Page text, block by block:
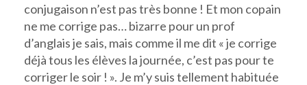
conjugaison n’est pas très bonne ! Et mon copain
ne me corrige pas… bizarre pour un prof
d’anglais je sais, mais comme il me dit « je corrige
déjà tous les élèves la journée, c’est pas pour te
corriger le soir ! ». Je m’y suis tellement habituée